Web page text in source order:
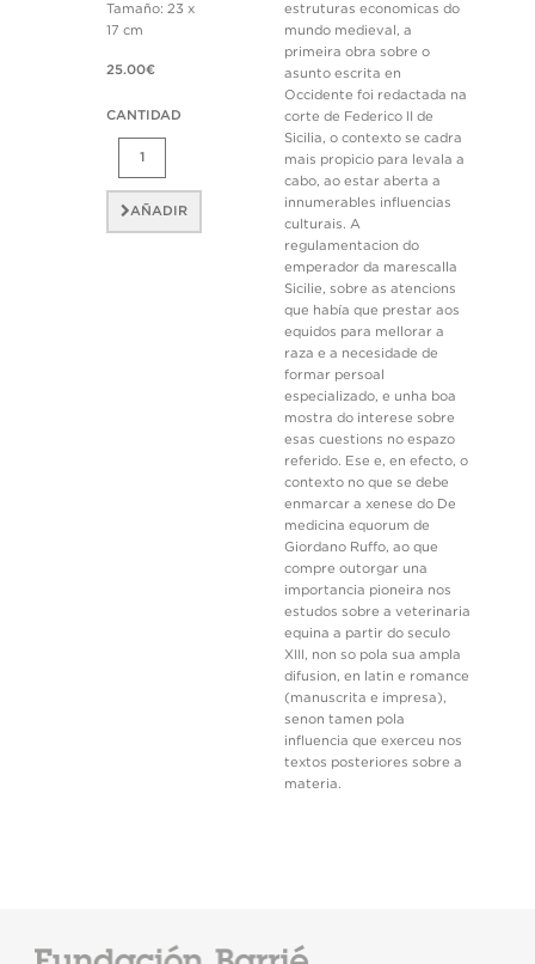
Tamaño: 23 x
17 cm
25.00€
CANTIDAD
AÑADIR
estruturas economicas do
mundo medieval, a
primeira obra sobre o
asunto escrita en
Occidente foi redactada na
corte de Federico II de
Sicilia, o contexto se cadra
mais propicio para levala a
cabo, ao estar aberta a
innumerables influencias
culturais. A
regulamentacion do
emperador da marescalla
Sicilie, sobre as atencions
que había que prestar aos
equidos para mellorar a
raza e a necesidade de
formar persoal
especializado, e unha boa
mostra do interese sobre
esas cuestions no espazo
referido. Ese e, en efecto, o
contexto no que se debe
enmarcar a xenese do De
medicina equorum de
Giordano Ruffo, ao que
compre outorgar una
importancia pioneira nos
estudos sobre a veterinaria
equina a partir do seculo
XIII, non so pola sua ampla
difusion, en latin e romance
(manuscrita e impresa),
senon tamen pola
influencia que exerceu nos
textos posteriores sobre a
materia.